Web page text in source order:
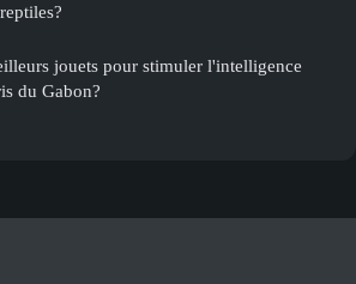
jouets pour stimuler l'intelligence
du Gabon?